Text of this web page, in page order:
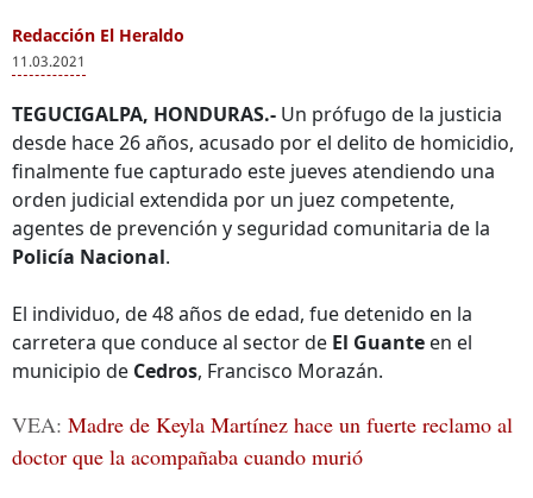
Redacción El Heraldo
11.03.2021
TEGUCIGALPA, HONDURAS.- Un prófugo de la justicia
desde hace 26 años, acusado por el delito de homicidio,
finalmente fue capturado este jueves atendiendo una
orden judicial extendida por un juez competente,
agentes de prevención y seguridad comunitaria de la
Policía Nacional.
El individuo, de 48 años de edad, fue detenido en la
carretera que conduce al sector de El Guante en el
municipio de Cedros, Francisco Morazán.
VEA: Madre de Keyla Martínez hace un fuerte reclamo al
doctor que la acompañaba cuando murió